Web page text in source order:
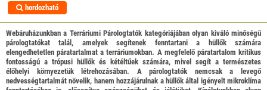
hordozható
Webáruházunkban a Terráriumi Párologtatók kategóriájában olyan kiváló minőségű
párologtatókat talál, amelyek segítenek fenntartani a hüllők számára
elengedhetetlen páratartalmat a terráriumokban. A megfelelő páratartalom kritikus
fontosságú a trópusi hüllők és kétéltűek számára, mivel segít a természetes
élőhelyi környezetük létrehozásában. A párologtatók nemcsak a levegő
nedvességtartalmát növelik, hanem hozzájárulnak a hüllők által igényelt mikroklíma